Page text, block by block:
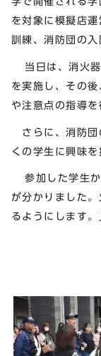
を対象に模擬店
訓練、消防団の入
当日は、消火器
を実施し、その
や注意点の指導を
さらに、消防団
くの学生に興味を
参加した学生か
が分かりました
るようにします。